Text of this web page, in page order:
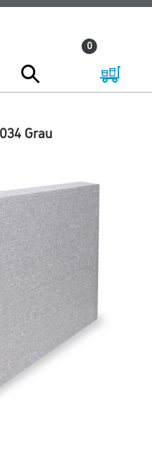
0
Grau